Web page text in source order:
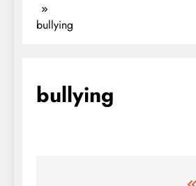
bullying
bullying